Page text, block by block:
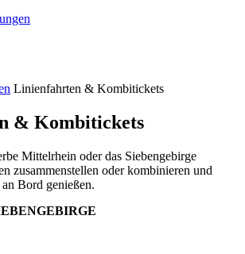
Linienfahrten & Kombitickets
& Kombitickets
Mittelrhein oder das Siebengebirge
zusammenstellen oder kombinieren und
Bord genießen.